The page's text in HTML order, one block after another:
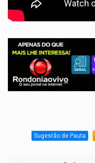
Sugestão de Pauta